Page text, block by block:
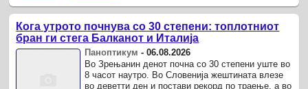
Кога утрото почнува со 30 степени: топлотниот
бран ги стега Балканот и Италија
Паноптикум -06.08.2026
Во Зрењанин денот почна со 30 степени уште во
8 часот наутро. Во Словенија жештината влезе
во деветти ден и постави рекорд по траење, а во